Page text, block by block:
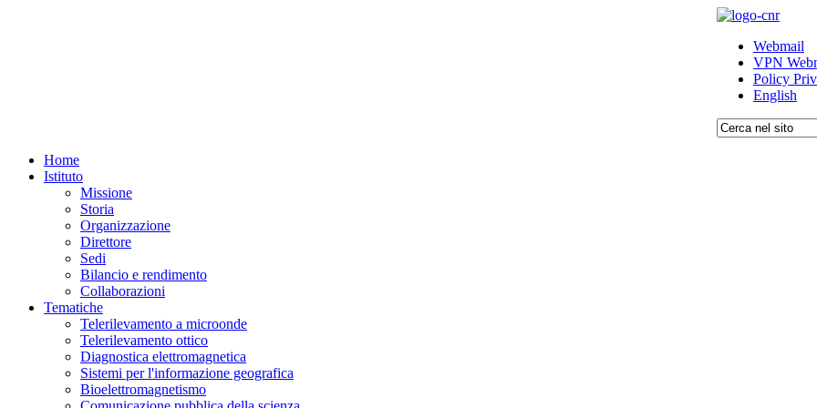
Webmail
VPN
Policy
English
Home
Istituto
Missione
Storia
Organizzazione
Direttore
Sedi
Bilancio e rendimento
Collaborazioni
Tematiche
Telerilevamento a microonde
Telerilevamento ottico
Diagnostica elettromagnetica
Sistemi per l'informazione geografica
Bioelettromagnetismo